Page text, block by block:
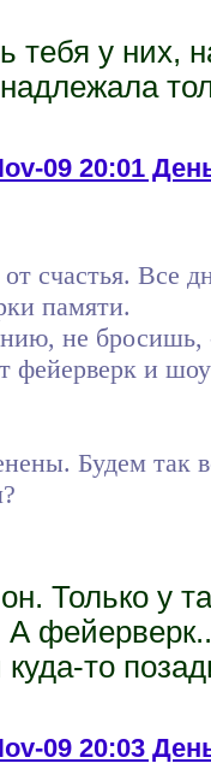
тебя у них,
09 20:01
счастья. Все
памяти.
не бросишь,
фейерверк и
Будем так
Только у
А
куда-то
09 20:03